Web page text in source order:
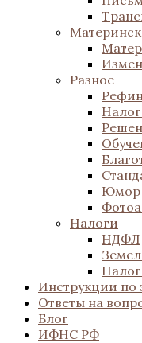
Разное
Юмор
Налоги
НДФЛ
Инструкции
Ответы на
Блог
ИФНС РФ